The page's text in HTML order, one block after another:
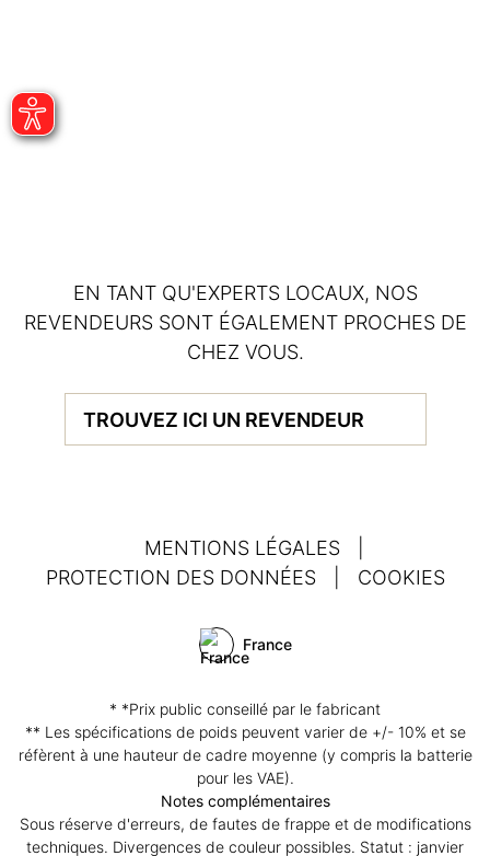
EN TANT QU'EXPERTS LOCAUX, NOS
REVENDEURS SONT ÉGALEMENT PROCHES DE
CHEZ VOUS.
TROUVEZ ICI UN REVENDEUR
MENTIONS LÉGALES
PROTECTION DES DONNÉES
COOKIES
France
* *Prix public conseillé par le fabricant
** Les spécifications de poids peuvent varier de +/- 10% et se
réfèrent à une hauteur de cadre moyenne (y compris la batterie
pour les VAE).
Notes complémentaires
Sous réserve d'erreurs, de fautes de frappe et de modifications
techniques. Divergences de couleur possibles. Statut : janvier